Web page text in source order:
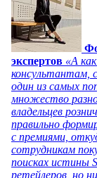
экспертов «А
консультантам,
один из самых
множество
владельцев
правильно
с премиями,
сотрудникам
поисках истины
ретейлеров, но